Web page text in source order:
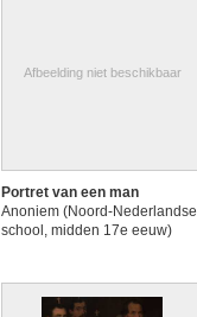
Afbeelding niet beschikbaar
Portret van een man
Anoniem (Noord-Nederlandse
school, midden 17e eeuw)